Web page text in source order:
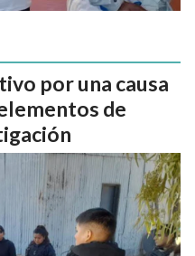
por una causa
de